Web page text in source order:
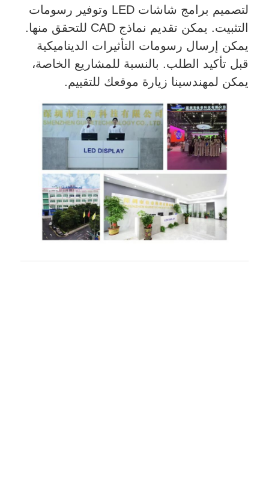
لتصميم برامج شاشات LED وتوفير رسومات
التثبيت. يمكن تقديم نماذج CAD للتحقق منها.
يمكن إرسال رسومات التأثيرات الديناميكية
قبل تأكيد الطلب. بالنسبة للمشاريع الخاصة،
يمكن لمهندسينا زيارة موقعك للتقييم.